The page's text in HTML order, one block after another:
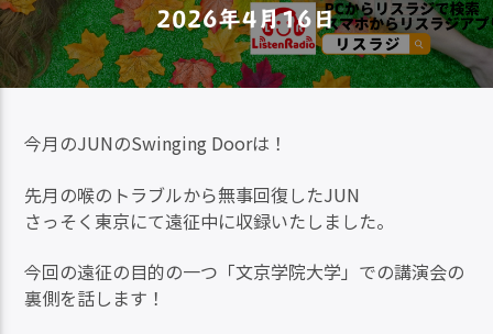
2026年4月16日
今月のJUNのSwinging Doorは！
先月の喉のトラブルから無事回復したJUN
さっそく東京にて遠征中に収録いたしました。
今回の遠征の目的の一つ「文京学院大学」での講演会の
裏側を話します！